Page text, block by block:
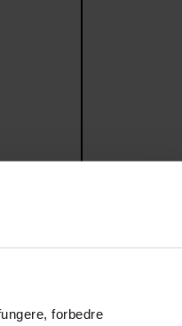
forbedre